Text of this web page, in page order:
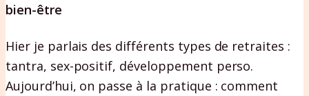
bien-être
Hier je parlais des différents types de retraites :
tantra, sex-positif, développement perso.
Aujourd’hui, on passe à la pratique : comment